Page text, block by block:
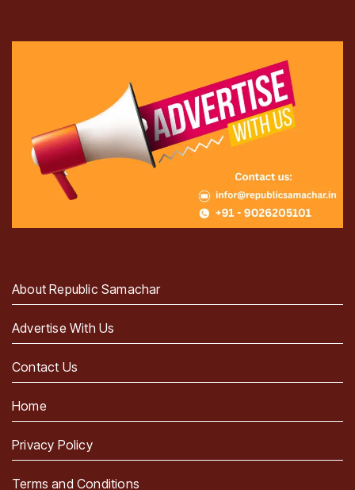
About Republic Samachar
Advertise With Us
Contact Us
Home
Privacy Policy
Terms and Conditions